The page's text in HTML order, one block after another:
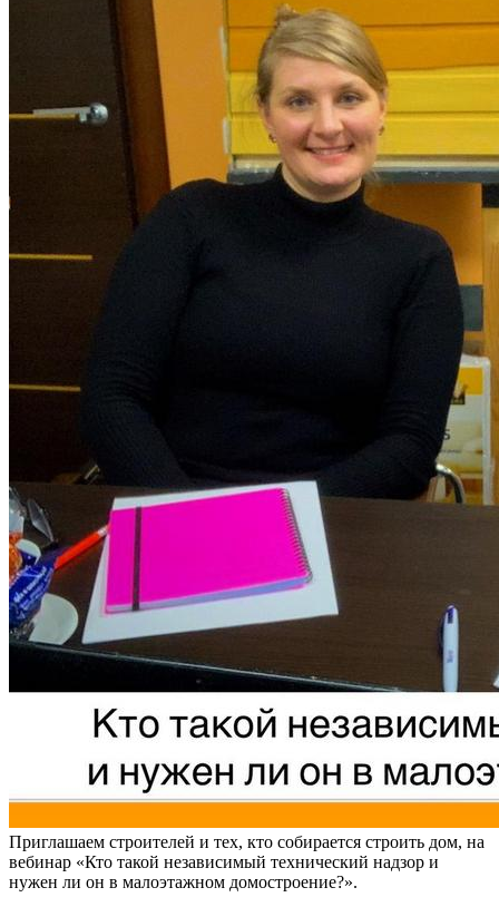
Приглашаем строителей и тех, кто собирается строить дом, на
вебинар «Кто такой независимый технический надзор и
нужен ли он в малоэтажном домостроение?».